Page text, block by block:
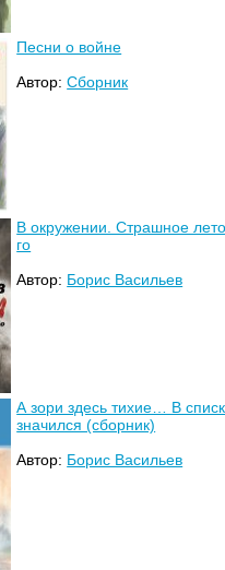
Песни о войне
Автор:Сборник
В окружении. Страшное
го
Автор: Борис Васильев
А зори здесь тихие… В
значился (сборник)
Автор: Борис Васильев